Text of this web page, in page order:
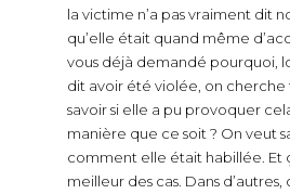
la victime n’a pas vraiment dit
qu’elle était quand même
vous déjà demandé pourquoi,
dit avoir été violée, on cherche
savoir si elle a pu provoquer
manière que ce soit ? On veut
comment elle était habillée. Et
meilleur des cas. Dans